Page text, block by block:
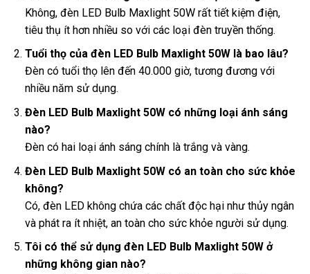
Không, đèn LED Bulb Maxlight 50W rất tiết kiệm điện,
tiêu thụ ít hơn nhiều so với các loại đèn truyền thống.
Tuổi thọ của đèn LED Bulb Maxlight 50W là bao lâu?
Đèn có tuổi thọ lên đến 40.000 giờ, tương đương với
nhiều năm sử dụng.
Đèn LED Bulb Maxlight 50W có những loại ánh sáng
nào?
Đèn có hai loại ánh sáng chính là trắng và vàng.
Đèn LED Bulb Maxlight 50W có an toàn cho sức khỏe
không?
Có, đèn LED không chứa các chất độc hại như thủy ngân
và phát ra ít nhiệt, an toàn cho sức khỏe người sử dụng.
Tôi có thể sử dụng đèn LED Bulb Maxlight 50W ở
những không gian nào?